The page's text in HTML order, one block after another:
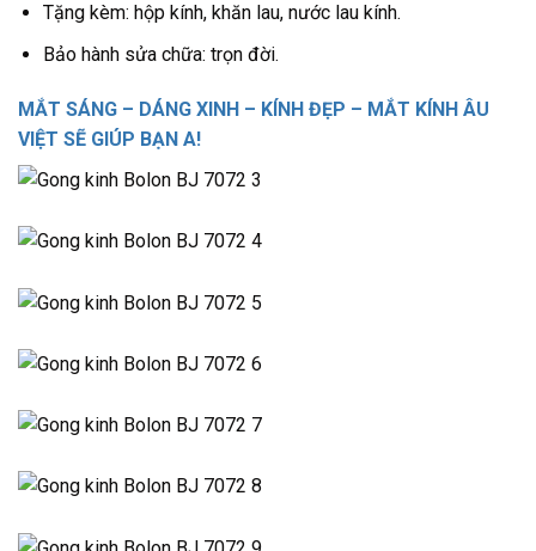
Tặng kèm: hộp kính, khăn lau, nước lau kính.
Bảo hành sửa chữa: trọn đời.
MẮT SÁNG – DÁNG XINH – KÍNH ĐẸP – MẮT KÍNH ÂU
VIỆT SẼ GIÚP BẠN A!